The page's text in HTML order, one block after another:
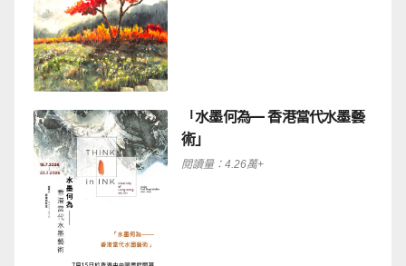
「水墨何為— 香港當代水墨藝
術」
閱讀量：4.26萬+